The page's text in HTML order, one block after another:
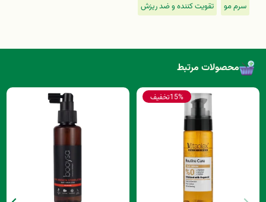
سرم مو
تقویت کننده و ضد ریزش
محصولات مرتبط
15%تخفیف